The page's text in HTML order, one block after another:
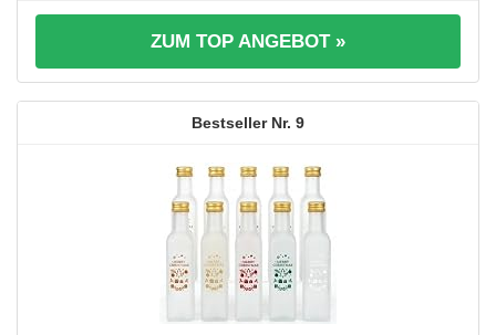
ZUM TOP ANGEBOT »
9